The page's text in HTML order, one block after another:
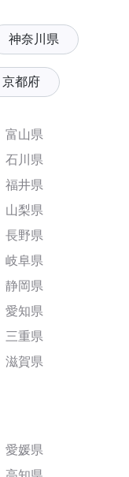
神奈川県
京都府
富山県
石川県
福井県
山梨県
長野県
岐阜県
静岡県
愛知県
三重県
滋賀県
愛媛県